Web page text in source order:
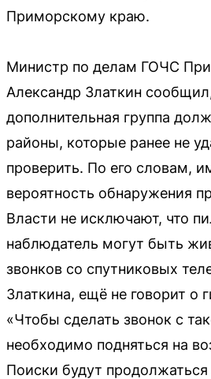
Приморскому краю.
Министр по делам ГОЧС
Александр Златкин
дополнительная группа
районы, которые ранее не
проверить. По его словам,
вероятность обнаружения
Власти не исключают, что
наблюдатель могут быть
звонков со спутниковых
Златкина, ещё не говорит о
«Чтобы сделать звонок с
необходимо подняться на
Поиски будут